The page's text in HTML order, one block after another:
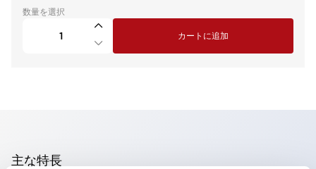
数量を選択
カートに追加
主な特長